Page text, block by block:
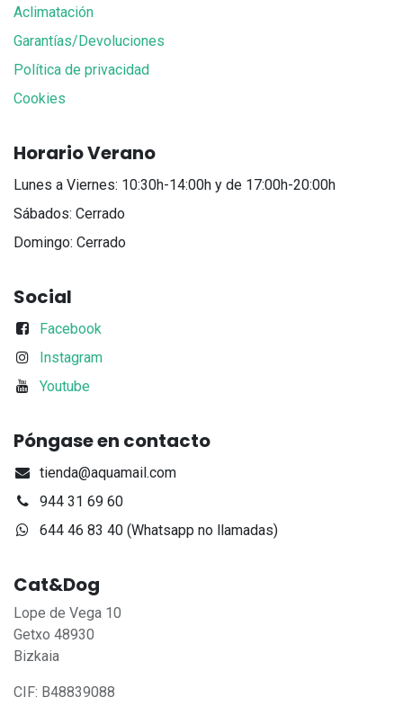
Aclimatación
Garantías/Devoluciones
Política de privacidad
Cookies
Horario Verano
Lunes a Viernes: 10:30h-14:00h y de 17:00h-20:00h
Sábados: Cerrado
Domingo: Cerrado
Social
Facebook
Instagram
Youtube
Póngase en contacto
tienda@aquamail.com
944 31 69 60
644 46 83 40 (Whatsapp no llamadas)
Cat&Dog
Lope de Vega 10
Getxo 48930
Bizkaia
CIF: B48839088